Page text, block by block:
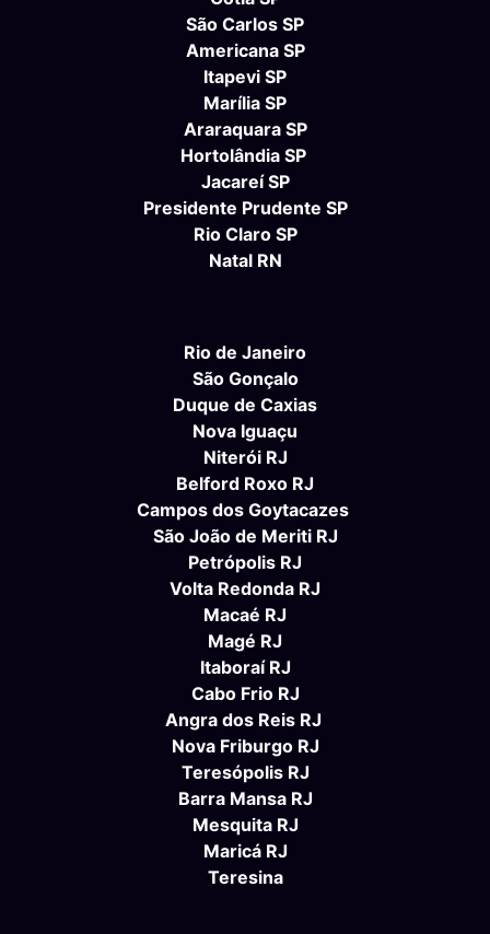
São Carlos SP
Americana SP
Itapevi SP
Marília SP
Araraquara SP
Hortolândia SP
Jacareí SP
Presidente Prudente SP
Rio Claro SP
Natal RN
Rio de Janeiro
São Gonçalo
Duque de Caxias
Nova Iguaçu
Niterói RJ
Belford Roxo RJ
Campos dos Goytacazes
São João de Meriti RJ
Petrópolis RJ
Volta Redonda RJ
Macaé RJ
Magé RJ
Itaboraí RJ
Cabo Frio RJ
Angra dos Reis RJ
Nova Friburgo RJ
Teresópolis RJ
Barra Mansa RJ
Mesquita RJ
Maricá RJ
Teresina